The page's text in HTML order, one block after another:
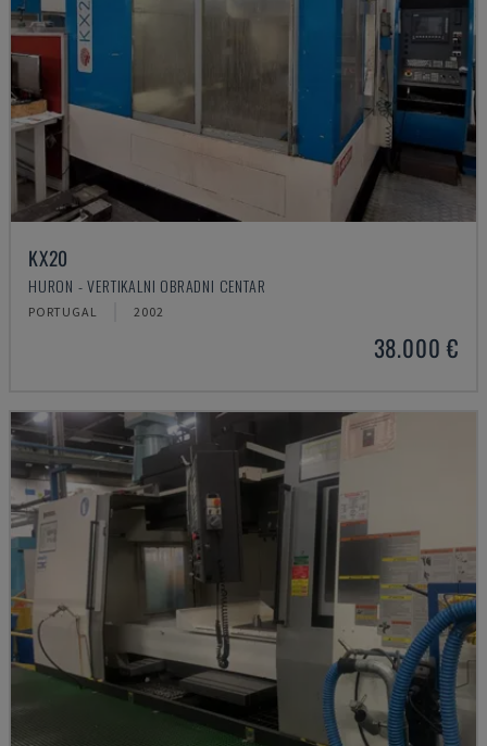
KX20
HURON - VERTIKALNI OBRADNI CENTAR
PORTUGAL 2002
38.000 €